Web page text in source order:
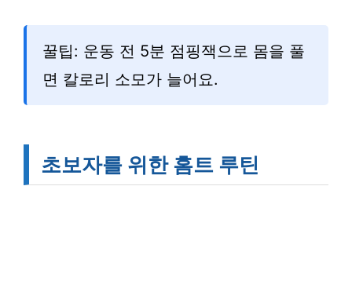
꿀팁: 운동 전 5분 점핑잭으로 몸을 풀
면 칼로리 소모가 늘어요.
초보자를 위한 홈트 루틴